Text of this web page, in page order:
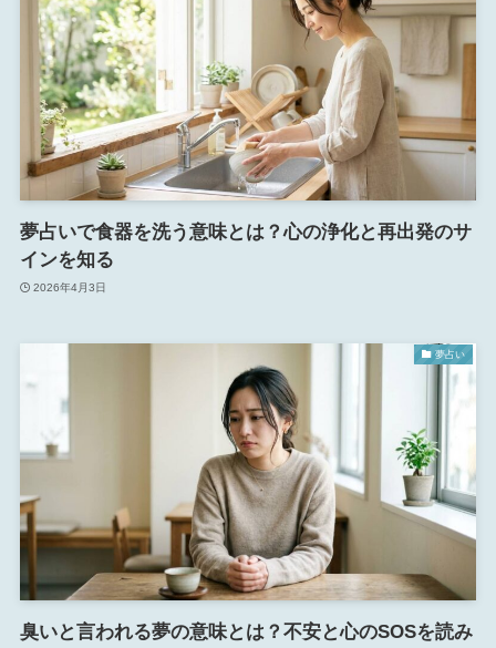
夢占いで食器を洗う意味とは？心の浄化と再出発のサ
インを知る
2026年4月3日
夢占い
臭いと言われる夢の意味とは？不安と心のSOSを読み